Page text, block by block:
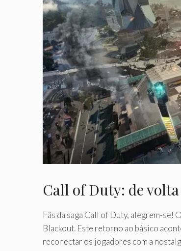
Call of Duty: de
Fãs da saga Call of Duty, alegrem-se!
Blackout. Este retorno ao básico
reconectar os jogadores com a